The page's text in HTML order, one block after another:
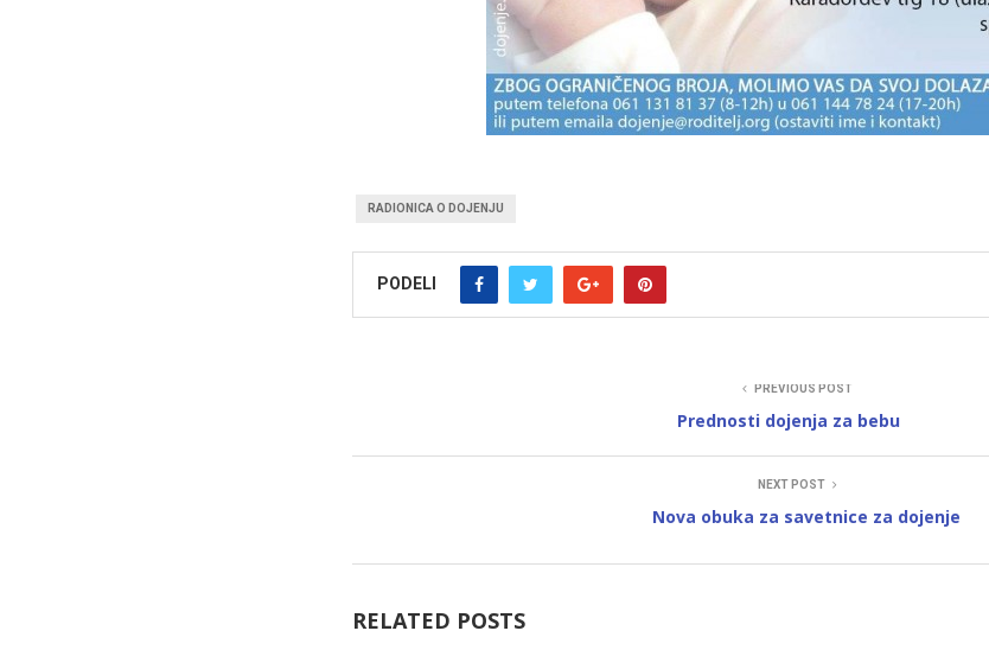
RADIONICA O DOJENJU
PODELI
PREVIOUS POST
Prednosti dojenja za bebu
NEXT POST
Nova obuka za savetnice za dojenje
RELATED POSTS